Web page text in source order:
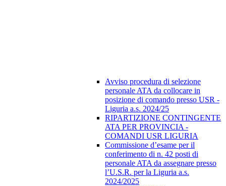
Avviso procedura di selezione
personale ATA da collocare in
posizione di comando presso USR -
Liguria a.s. 2024/25
RIPARTIZIONE CONTINGENTE
ATA PER PROVINCIA -
COMANDI USR LIGURIA
Commissione d’esame per il
conferimento di n. 42 posti di
personale ATA da assegnare presso
l’U.S.R. per la Liguria a.s.
2024/2025